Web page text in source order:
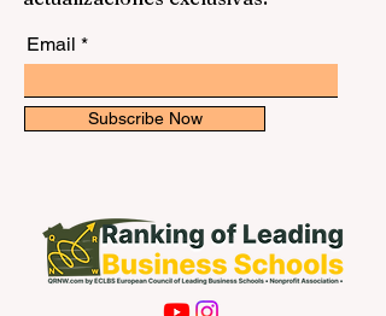
actualizaciones exclusivas.
Email